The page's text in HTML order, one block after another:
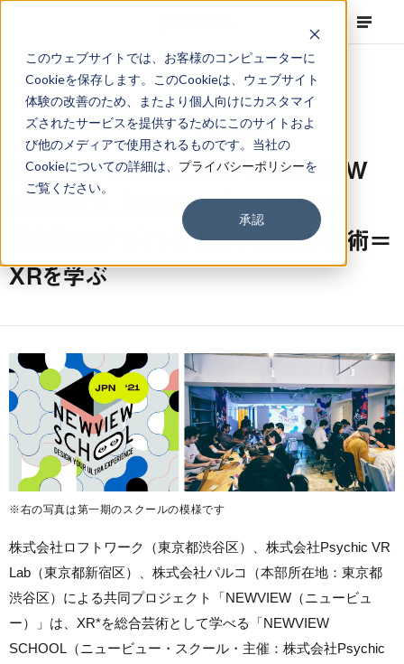
このウェブサイトでは、お客様のコンピューターに
Cookieを保存します。このCookieは、ウェブサイト
体験の改善のため、またより個人向けにカスタマイ
ズされたサービスを提供するためにこのサイトおよ
び他のメディアで使用されるものです。当社の
Cookieについての詳細は、 プライバシーポリシーを
ご覧ください。
承認
NEWS Projects, Press Release 2021.05.11
あたらしい表現の学校「NEWVIEW
SCHOOL」第3期の募集を開始！
「体験のデザイン」としての総合芸術＝
XRを学ぶ
※右の写真は第一期のスクールの模様です
株式会社ロフトワーク（東京都渋谷区）、株式会社Psychic VR
Lab（東京都新宿区）、株式会社パルコ（本部所在地：東京都
渋谷区）による共同プロジェクト「NEWVIEW（ニュービュ
ー）」は、XR*を総合芸術として学べる「NEWVIEW
SCHOOL（ニュービュー・スクール・主催：株式会社Psychic